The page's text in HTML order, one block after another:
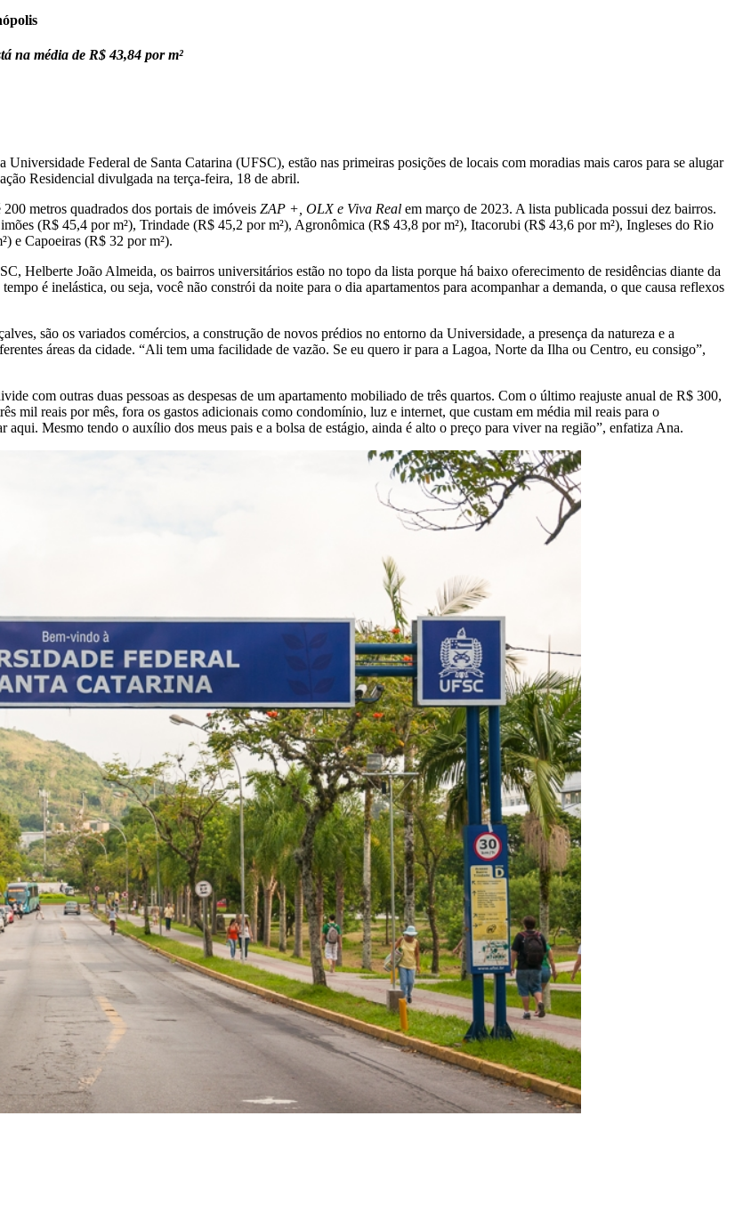
na média de R$ 43,84 por m²
Federal de Santa Catarina (UFSC), estão nas primeiras posições de locais com moradias mais caros para se alugar
Residencial divulgada na terça-feira, 18 de abril.
metros quadrados dos portais de imóveis ZAP +, OLX e Viva Real em março de 2023. A lista publicada possui dez bairros.
(R$ 45,4 por m²), Trindade (R$ 45,2 por m²), Agronômica (R$ 43,8 por m²), Itacorubi (R$ 43,6 por m²), Ingleses do Rio
e Capoeiras (R$ 32 por m²).
Helberte João Almeida, os bairros universitários estão no topo da lista porque há baixo oferecimento de residências diante da
é inelástica, ou seja, você não constrói da noite para o dia apartamentos para acompanhar a demanda, o que causa reflexos
são os variados comércios, a construção de novos prédios no entorno da Universidade, a presença da natureza e a
áreas da cidade. “Ali tem uma facilidade de vazão. Se eu quero ir para a Lagoa, Norte da Ilha ou Centro, eu consigo”,
com outras duas pessoas as despesas de um apartamento mobiliado de três quartos. Com o último reajuste anual de R$ 300,
mil reais por mês, fora os gastos adicionais como condomínio, luz e internet, que custam em média mil reais para o
Mesmo tendo o auxílio dos meus pais e a bolsa de estágio, ainda é alto o preço para viver na região”, enfatiza Ana.